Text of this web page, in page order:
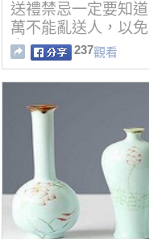
送禮禁忌一定要知
萬不能亂送人，以
身！
237觀看